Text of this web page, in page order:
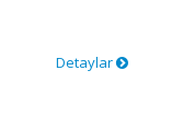
Detaylar